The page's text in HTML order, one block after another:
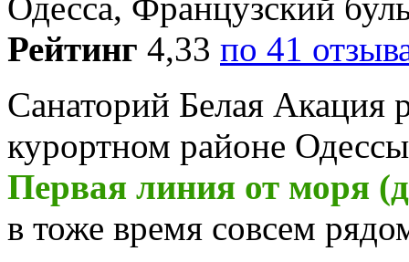
Рейтинг 4,33 по 41
Санаторий Белая Акация
курортном районе
Первая линия от моря
в тоже время совсем